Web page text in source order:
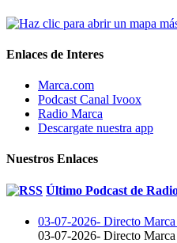
Enlaces de Interes
Marca.com
Podcast Canal Ivoox
Radio Marca
Descargate nuestra app
Nuestros Enlaces
Último Podcast de
03-07-2026- Directo Marca
03-07-2026- Directo Marca